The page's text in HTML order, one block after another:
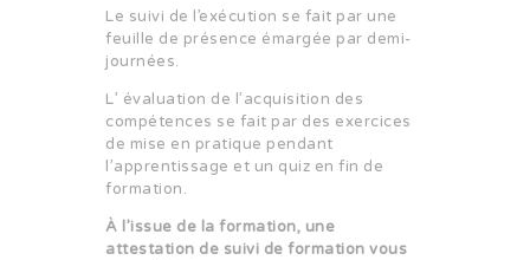
Le suivi de l’exécution se fait par une
feuille de présence émargée par demi-
journées.
L’ évaluation de l’acquisition des
compétences se fait par des exercices
de mise en pratique pendant
l’apprentissage et un quiz en fin de
formation.
À l’issue de la formation, une
attestation de suivi de formation vous